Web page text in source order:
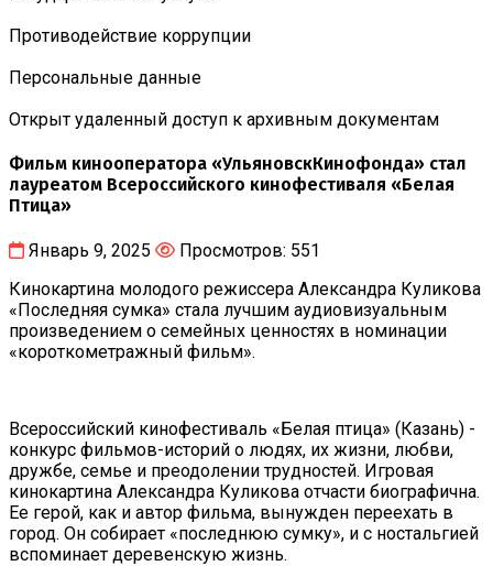
Противодействие коррупции
Персональные данные
Открыт удаленный доступ к архивным документам
Фильм кинооператора «УльяновскКинофонда» стал
лауреатом Всероссийского кинофестиваля «Белая
Птица»
Январь 9, 2025
Просмотров: 551
Кинокартина молодого режиссера Александра Куликова
«Последняя сумка» стала лучшим аудиовизуальным
произведением о семейных ценностях в номинации
«короткометражный фильм».
Всероссийский кинофестиваль «Белая птица» (Казань) -
конкурс фильмов-историй о людях, их жизни, любви,
дружбе, семье и преодолении трудностей. Игровая
кинокартина Александра Куликова отчасти биографична.
Ее герой, как и автор фильма, вынужден переехать в
город. Он собирает «последнюю сумку», и с ностальгией
вспоминает деревенскую жизнь.